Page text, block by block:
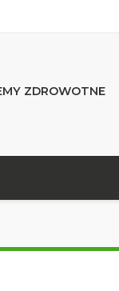
ZDROWOTNE